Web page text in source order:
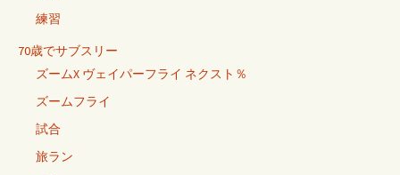
練習
70歳でサブスリー
ズームX ヴェイパーフライ ネクスト％
ズームフライ
試合
旅ラン